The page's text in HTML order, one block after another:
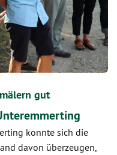
gut
konnte sich die
davon überzeugen,